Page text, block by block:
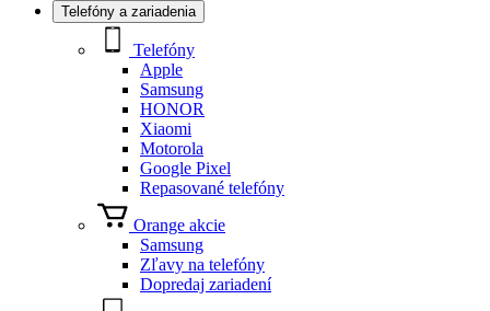
Telefóny a zariadenia
Telefóny
Apple
Samsung
HONOR
Xiaomi
Motorola
Google Pixel
Repasované telefóny
Orange akcie
Samsung
Zľavy na telefóny
Dopredaj zariadení